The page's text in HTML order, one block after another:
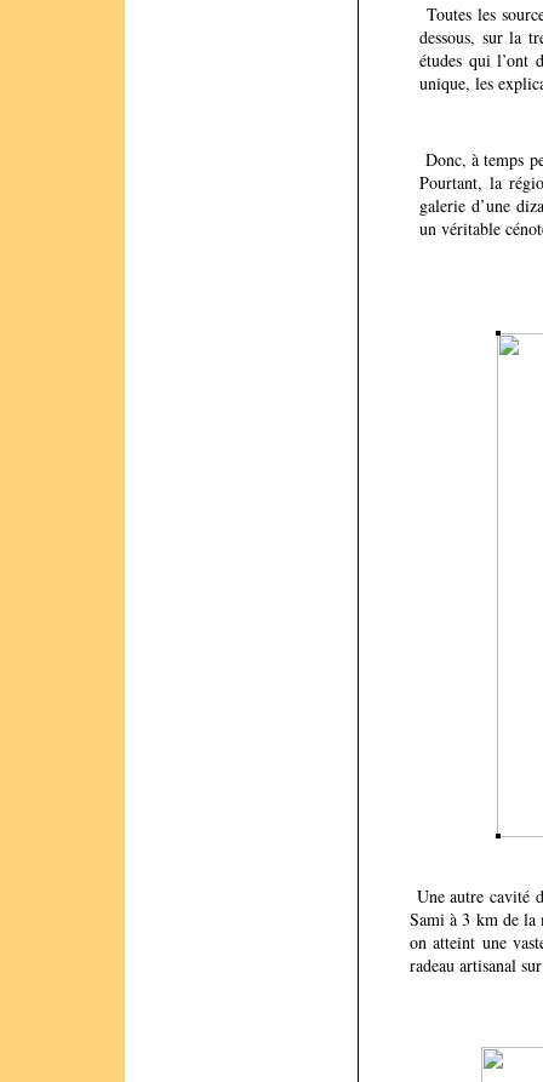
Toutes les
dessous, sur la
études qui l’ont
unique, les
Donc, à temps
Pourtant, la
galerie d’une
un véritable
Une autre cavité
Sami à 3 km de la
on atteint une
radeau artisanal